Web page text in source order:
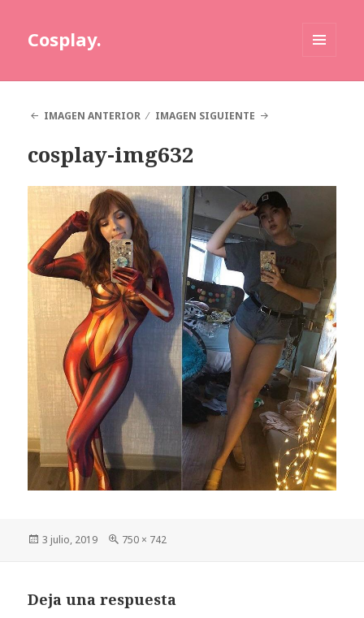
Cosplay.
IMAGEN ANTERIOR
IMAGEN SIGUIENTE
cosplay-img632
Publicado
3 julio, 2019
Tamaño
750 × 742
Deja una respuesta